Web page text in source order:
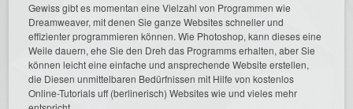
Gewiss gibt es momentan eine Vielzahl von Programmen wie
Dreamweaver, mit denen Sie ganze Websites schneller und
effizienter programmieren können. Wie Photoshop, kann dieses eine
Weile dauern, ehe Sie den Dreh das Programms erhalten, aber Sie
können leicht eine einfache und ansprechende Website erstellen,
die Diesen unmittelbaren Bedürfnissen mit Hilfe von kostenlos
Online-Tutorials uff (berlinerisch) Websites wie und vieles mehr